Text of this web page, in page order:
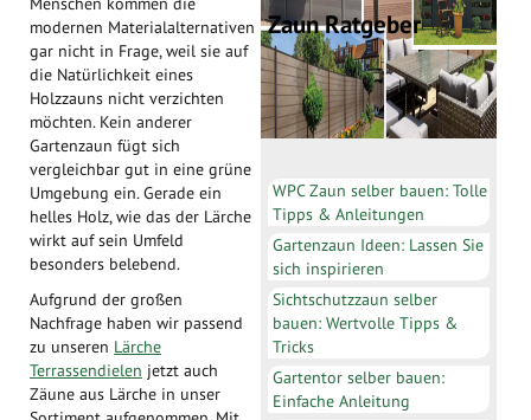
Zaun Ratgeber
WPC Zaun selber bauen: Tolle
Tipps & Anleitungen
Gartenzaun Ideen: Lassen Sie
sich inspirieren
Sichtschutzzaun selber
bauen: Wertvolle Tipps &
Tricks
Gartentor selber bauen:
Einfache Anleitung
modernen Materialalternativen
gar nicht in Frage, weil sie auf
die Natürlichkeit eines
Holzzauns nicht verzichten
möchten. Kein anderer
Gartenzaun fügt sich
vergleichbar gut in eine grüne
Umgebung ein. Gerade ein
helles Holz, wie das der Lärche
wirkt auf sein Umfeld
besonders belebend.
Aufgrund der großen
Nachfrage haben wir passend
zu unseren Lärche
Terrassendielen jetzt auch
Zäune aus Lärche in unser